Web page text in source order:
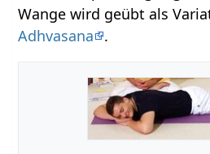
Wange wird geübt als
Adhvasana
.